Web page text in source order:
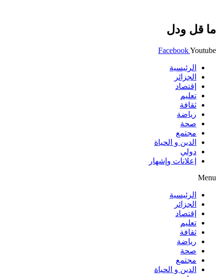
ما قل ودل
FacebookYoutube
الرئيسية
الجزائر
إقتصاد
تعليم
ثقافة
رياضة
صحة
مجتمع
الدين و الحياة
دولي
إعلانات وإشهار
Menu
الرئيسية
الجزائر
إقتصاد
تعليم
ثقافة
رياضة
صحة
مجتمع
الدين و الحياة